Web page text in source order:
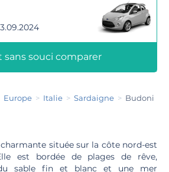
sans souci comparer
Europe Italie Sardaigne Budoni
située sur la côte nord-est
est bordée de plages de rêve,
sable fin et blanc et une mer